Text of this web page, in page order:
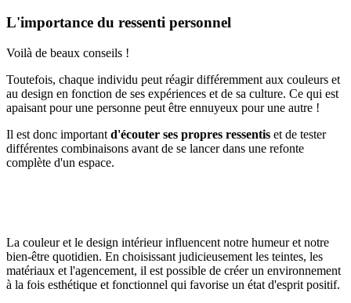
L'importance du ressenti personnel
Voilà de beaux conseils !
Toutefois, chaque individu peut réagir différemment aux couleurs et
au design en fonction de ses expériences et de sa culture. Ce qui est
apaisant pour une personne peut être ennuyeux pour une autre !
Il est donc important d'écouter ses propres ressentis et de tester
différentes combinaisons avant de se lancer dans une refonte
complète d'un espace.
La couleur et le design intérieur influencent notre humeur et notre
bien-être quotidien. En choisissant judicieusement les teintes, les
matériaux et l'agencement, il est possible de créer un environnement
à la fois esthétique et fonctionnel qui favorise un état d'esprit positif.